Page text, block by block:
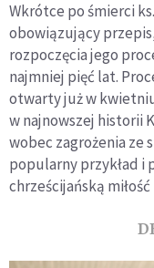
Wkrótce po śmierci
obowiązujący
rozpoczęcia jego
najmniej pięć lat.
otwarty już w
w najnowszej historii
wobec zagrożenia ze
popularny przykład i
chrześcijańską